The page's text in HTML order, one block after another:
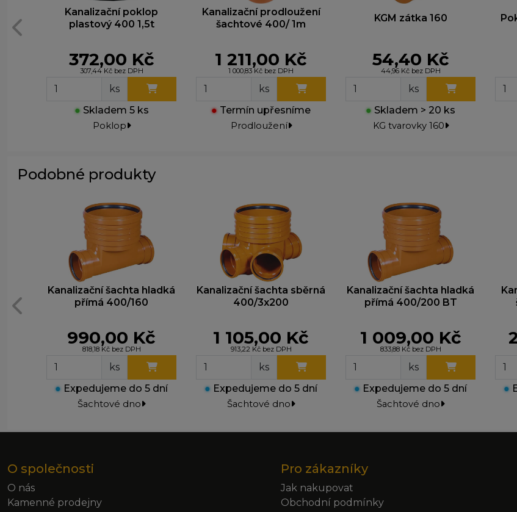
Kanalizační poklop
plastový 400 1,5t
372,00 Kč
307,44 Kč bez DPH
ks
● Skladem 5 ks
Poklop
Kanalizační prodloužení
šachtové 400/ 1m
1 211,00 Kč
1 000,83 Kč bez DPH
ks
● Termín upřesníme
Prodloužení
KGM zátka 160
54,40 Kč
44,96 Kč bez DPH
ks
● Skladem > 20 ks
KG tvarovky 160
Podobné produkty
Kanalizační šachta hladká
přímá 400/160
990,00 Kč
818,18 Kč bez DPH
ks
● Expedujeme do 5 dní
Šachtové dno
Kanalizační šachta sběrná
400/3x200
1 105,00 Kč
913,22 Kč bez DPH
ks
● Expedujeme do 5 dní
Šachtové dno
Kanalizační šachta hladká
přímá 400/200 BT
1 009,00 Kč
833,88 Kč bez DPH
ks
● Expedujeme do 5 dní
Šachtové dno
●
O společnosti
O nás
Kamenné prodejny
Pro zákazníky
Jak nakupovat
Obchodní podmínky
nepovolíte, nebude se vám zobrazovat cílená